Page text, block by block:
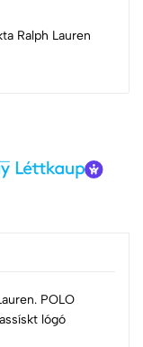
Ralph Lauren
POLO
lógó